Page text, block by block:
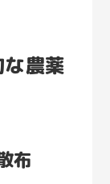
農薬
布